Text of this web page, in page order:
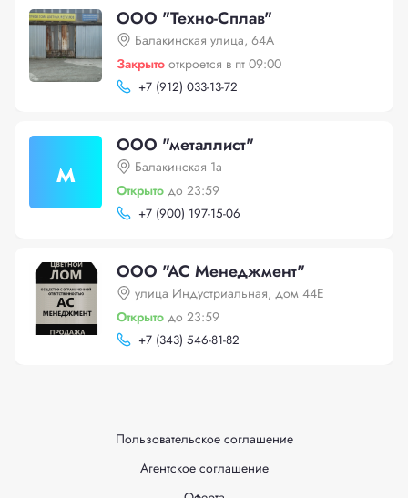
ООО "Техно-Сплав"
Балакинская улица, 64А
Закрыто откроется в пт 09:00
+7 (912) 033-13-72
м
ООО "металлист"
Балакинская 1а
Открыто до 23:59
+7 (900) 197-15-06
ООО "АС Менеджмент"
улица Индустриальная, дом 44Е
Открыто до 23:59
+7 (343) 546-81-82
Пользовательское соглашение
Агентское соглашение